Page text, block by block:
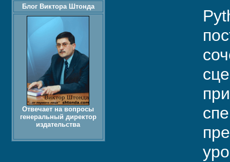
Блог Виктора Штонда
Отвечает на вопросы
генеральный директор
издательства